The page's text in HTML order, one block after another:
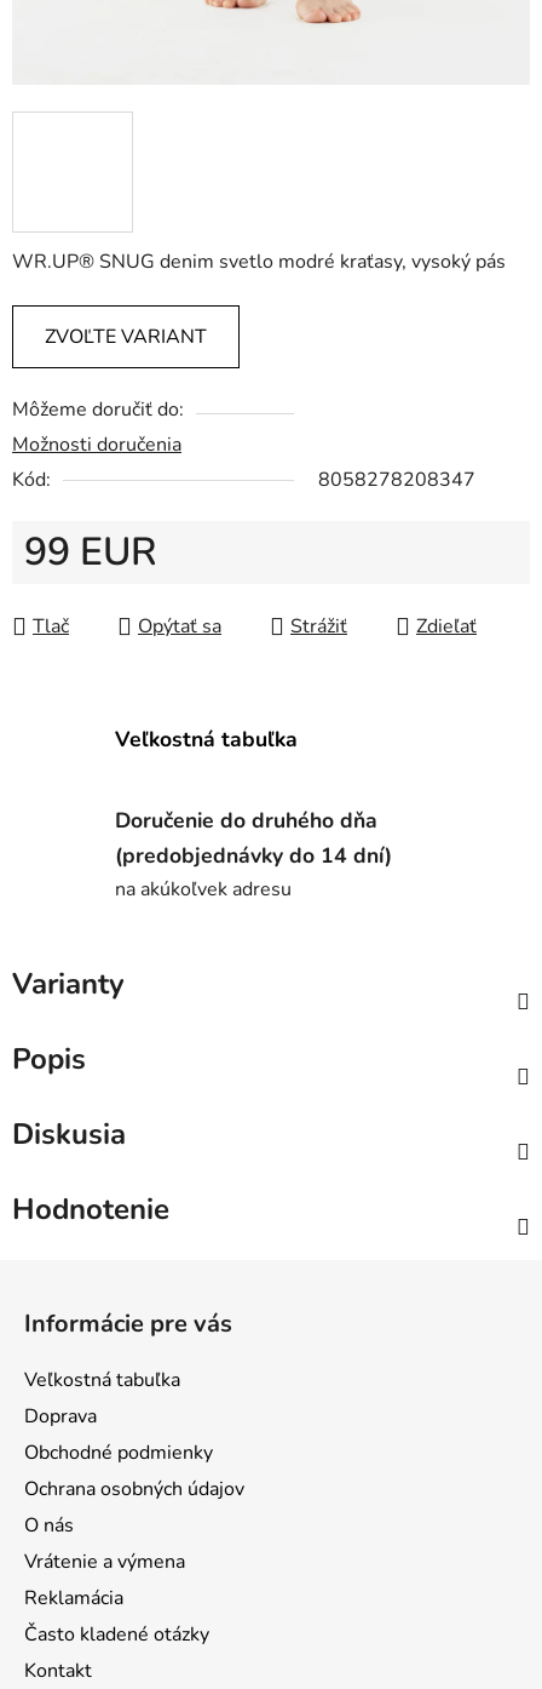
WR.UP® SNUG denim svetlo modré kraťasy, vysoký pás
ZVOĽTE VARIANT
Môžeme doručiť do:
Možnosti doručenia
Kód:
8058278208347
99 EUR
Tlač
Opýtať sa Strážiť Zdieľať
Veľkostná tabuľka
Doručenie do druhého dňa
(predobjednávky do 14 dní)
na akúkoľvek adresu
Varianty
Popis
Diskusia
Hodnotenie
Informácie pre vás
Veľkostná tabuľka
Doprava
Obchodné podmienky
Ochrana osobných údajov
O nás
Vrátenie a výmena
Reklamácia
Často kladené otázky
Kontakt